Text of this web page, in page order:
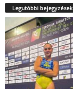
Legutóbbi bejegyzések